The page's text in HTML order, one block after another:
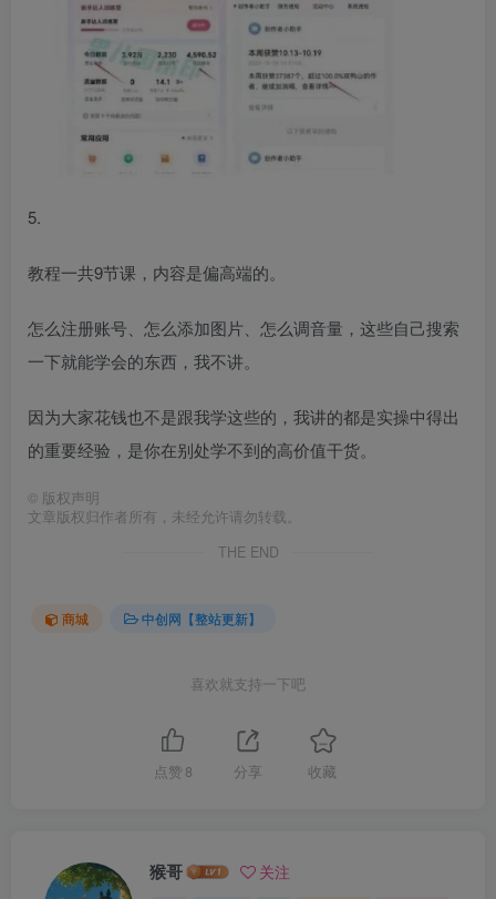
5.
教程一共9节课，内容是偏高端的。
怎么注册账号、怎么添加图片、怎么调音量，这些自己搜索
一下就能学会的东西，我不讲。
因为大家花钱也不是跟我学这些的，我讲的都是实操中得出
的重要经验，是你在别处学不到的高价值干货。
© 版权声明
文章版权归作者所有，未经允许请勿转载。
THE END
商城 中创网【整站更新】
喜欢就支持一下吧
点赞 8 分享 收藏
猴哥 关注